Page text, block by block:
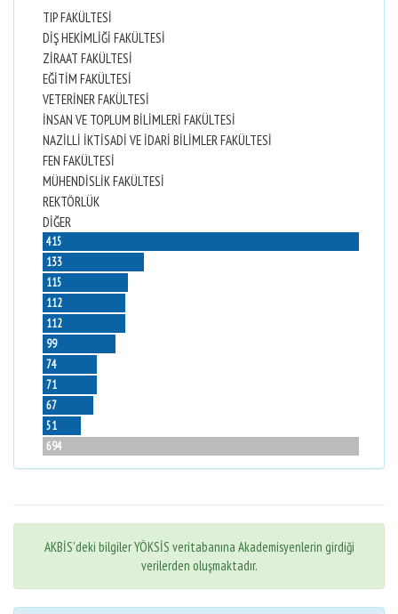
TIP FAKÜLTESİ
DİŞ HEKİMLİĞİ FAKÜLTESİ
ZİRAAT FAKÜLTESİ
EĞİTİM FAKÜLTESİ
VETERİNER FAKÜLTESİ
İNSAN VE TOPLUM BİLİMLERİ FAKÜLTESİ
NAZİLLİ İKTİSADİ VE İDARİ BİLİMLER FAKÜLTESİ
FEN FAKÜLTESİ
MÜHENDİSLİK FAKÜLTESİ
REKTÖRLÜK
DİĞER
415
133
115
112
112
99
74
71
67
51
694
AKBİS'deki bilgiler YÖKSİS veritabanına Akademisyenlerin girdiği
verilerden oluşmaktadır.